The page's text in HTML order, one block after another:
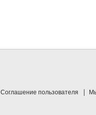
Соглашение пользователя